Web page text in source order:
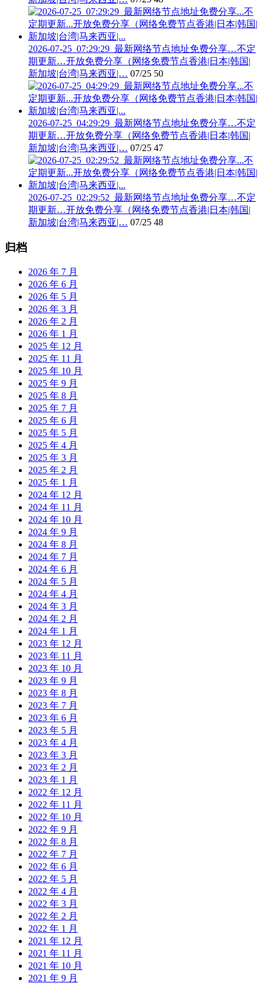
2026-07-25_07:29:29_最新网络节点地址免费分享…不定
期更新…开放免费分享（网络免费节点香港|日本|韩国|
新加坡|台湾|马来西亚|… 07/25 50
2026-07-25_04:29:29_最新网络节点地址免费分享…不定
期更新…开放免费分享（网络免费节点香港|日本|韩国|
新加坡|台湾|马来西亚|… 07/25 47
2026-07-25_02:29:52_最新网络节点地址免费分享…不定
期更新…开放免费分享（网络免费节点香港|日本|韩国|
新加坡|台湾|马来西亚|… 07/25 48
归档
2026 年 7 月
2026 年 6 月
2026 年 5 月
2026 年 3 月
2026 年 2 月
2026 年 1 月
2025 年 12 月
2025 年 11 月
2025 年 10 月
2025 年 9 月
2025 年 8 月
2025 年 7 月
2025 年 6 月
2025 年 5 月
2025 年 4 月
2025 年 3 月
2025 年 2 月
2025 年 1 月
2024 年 12 月
2024 年 11 月
2024 年 10 月
2024 年 9 月
2024 年 8 月
2024 年 7 月
2024 年 6 月
2024 年 5 月
2024 年 4 月
2024 年 3 月
2024 年 2 月
2024 年 1 月
2023 年 12 月
2023 年 11 月
2023 年 10 月
2023 年 9 月
2023 年 8 月
2023 年 7 月
2023 年 6 月
2023 年 5 月
2023 年 4 月
2023 年 3 月
2023 年 2 月
2023 年 1 月
2022 年 12 月
2022 年 11 月
2022 年 10 月
2022 年 9 月
2022 年 8 月
2022 年 7 月
2022 年 6 月
2022 年 5 月
2022 年 4 月
2022 年 3 月
2022 年 2 月
2022 年 1 月
2021 年 12 月
2021 年 11 月
2021 年 10 月
2021 年 9 月